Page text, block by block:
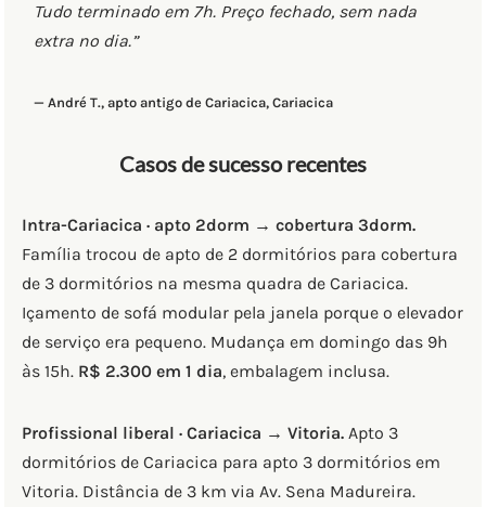
Tudo terminado em 7h. Preço fechado, sem nada
extra no dia.”
— André T., apto antigo de Cariacica, Cariacica
Casos de sucesso recentes
Intra-Cariacica · apto 2dorm → cobertura 3dorm.
Família trocou de apto de 2 dormitórios para cobertura
de 3 dormitórios na mesma quadra de Cariacica.
Içamento de sofá modular pela janela porque o elevador
de serviço era pequeno. Mudança em domingo das 9h
às 15h. R$ 2.300 em 1 dia, embalagem inclusa.
Profissional liberal · Cariacica → Vitoria. Apto 3
dormitórios de Cariacica para apto 3 dormitórios em
Vitoria. Distância de 3 km via Av. Sena Madureira.